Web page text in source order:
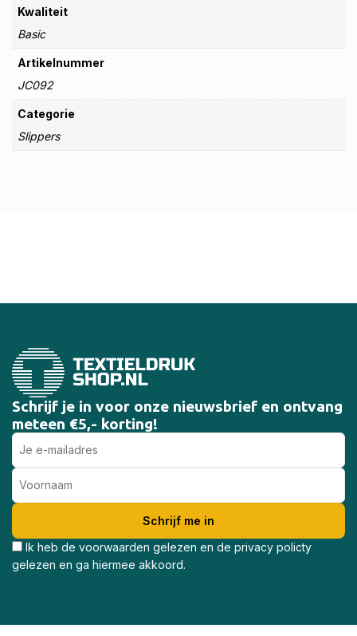
Kwaliteit
Basic
Artikelnummer
JC092
Categorie
Slippers
Schrijf je in voor onze nieuwsbrief en ontvang
meteen €5,- korting!
Ik heb de voorwaarden gelezen en de privacy policty
gelezen en ga hiermee akkoord.